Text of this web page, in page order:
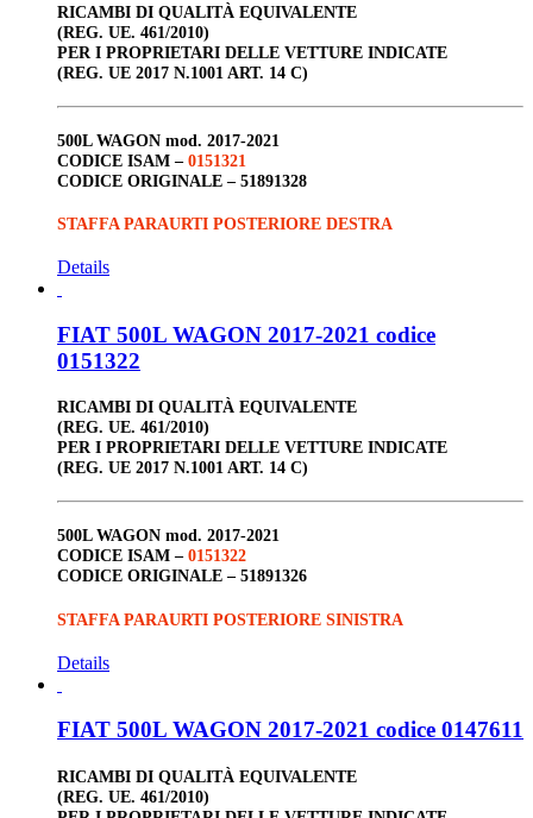
RICAMBI DI QUALITÀ EQUIVALENTE
(REG. UE. 461/2010)
PER I PROPRIETARI DELLE VETTURE INDICATE
(REG. UE 2017 N.1001 ART. 14 C)
500L WAGON mod. 2017-2021
CODICE ISAM – 0151321
CODICE ORIGINALE – 51891328
STAFFA PARAURTI POSTERIORE DESTRA
Details
FIAT 500L WAGON 2017-2021 codice
0151322
RICAMBI DI QUALITÀ EQUIVALENTE
(REG. UE. 461/2010)
PER I PROPRIETARI DELLE VETTURE INDICATE
(REG. UE 2017 N.1001 ART. 14 C)
500L WAGON mod. 2017-2021
CODICE ISAM – 0151322
CODICE ORIGINALE – 51891326
STAFFA PARAURTI POSTERIORE SINISTRA
Details
FIAT 500L WAGON 2017-2021 codice 0147611
RICAMBI DI QUALITÀ EQUIVALENTE
(REG. UE. 461/2010)